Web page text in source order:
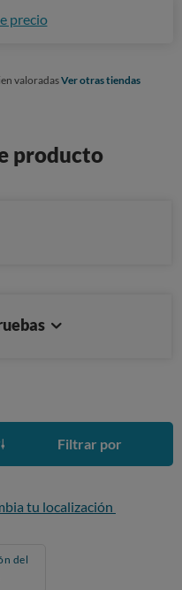
precio
valoradasVer otras tiendas
producto
Filtrar por
tu localización
del